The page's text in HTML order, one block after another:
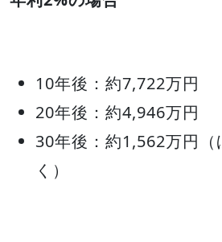
10年後：約7,722万円
20年後：約4,946万円
30年後：約1,562万円
く）